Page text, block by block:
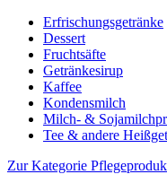
Erfrischungsgetränke
Dessert
Fruchtsäfte
Getränkesirup
Kaffee
Kondensmilch
Milch- &
Tee & andere
Zur Kategorie